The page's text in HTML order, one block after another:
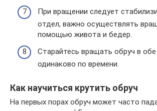
При вращении следует
отдел, важно осуществлять
помощью живота и бедер.
Старайтесь вращать обруч в
одинаково по времени.
Как научиться крутить обруч
На первых порах обруч может часто